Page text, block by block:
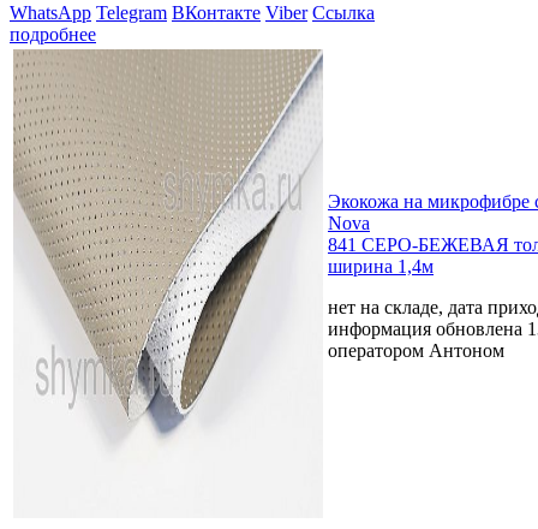
WhatsApp Telegram ВКонтакте Viber Ссылка
подробнее
Экокожа на микрофибре
Nova
841 СЕРО-БЕЖЕВАЯ
ширина 1,4м
нет на складе, дата
информация обновлена
оператором Антоном